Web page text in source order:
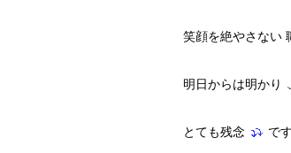
笑顔を絶やさない
明日からは明かり
とても残念 で